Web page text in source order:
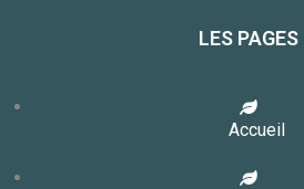
LES PAGES
Accueil